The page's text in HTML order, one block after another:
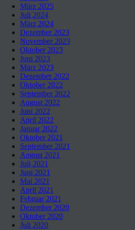
März 2025
Juli 2024
März 2024
Dezember 2023
November 2023
Oktober 2023
Juni 2023
März 2023
Dezember 2022
Oktober 2022
September 2022
August 2022
Juni 2022
April 2022
Januar 2022
Oktober 2021
September 2021
August 2021
Juli 2021
Juni 2021
Mai 2021
April 2021
Februar 2021
Dezember 2020
Oktober 2020
Juli 2020